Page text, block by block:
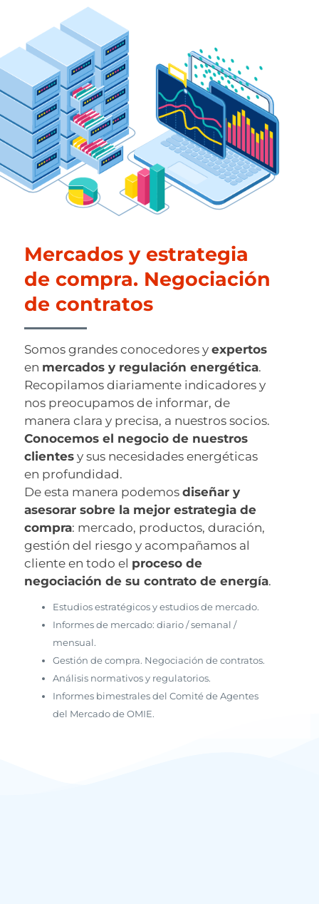
Mercados y estrategia
de compra. Negociación
de contratos
Somos grandes conocedores yexpertos
en mercados y regulación energética.
Recopilamos diariamente indicadores y
nos preocupamos de informar, de
manera clara y precisa, a nuestros socios.
Conocemos el negocio de nuestros
clientesy sus necesidades energéticas
en profundidad.
De esta manera podemosdiseñar y
asesorar sobre la mejor estrategia de
compra: mercado, productos, duración,
gestión del riesgo y acompañamos al
cliente en todo el proceso de
negociación de su contrato de energía.
Estudios estratégicos y estudios de mercado.
Informes de mercado: diario / semanal /
mensual.
Gestión de compra. Negociación de contratos.
Análisis normativos y regulatorios.
Informes bimestrales del Comité de Agentes
del Mercado de OMIE.